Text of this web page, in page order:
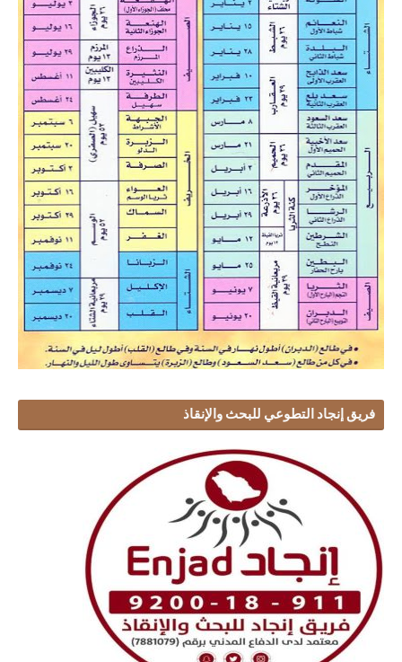
فريق إنجاد التطوعي للبحث والإنقاذ